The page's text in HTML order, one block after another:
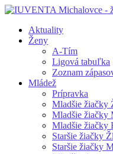
Aktuality
Ženy
A-Tím
Ligová tabuľka
Zoznam
Mládež
Prípravka
Mladšie žiačky
Mladšie žiačky
Mladšie žiačky
Staršie žiačky
Staršie žiačky